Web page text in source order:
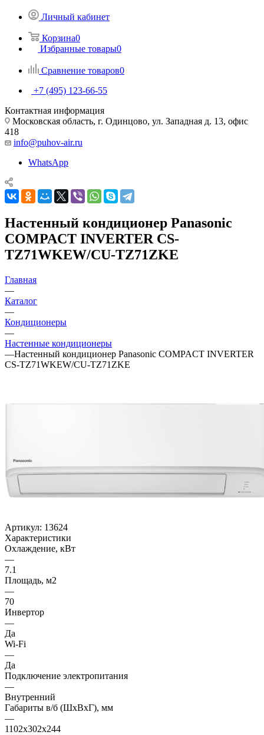
Личный кабинет
Корзина0
Избранные товары0
Сравнение товаров0
+7 (495) 123-66-55
Контактная информация
Московская область, г. Одинцово, ул. Западная д. 13, офис
418
info@puhov-air.ru
WhatsApp
Настенный кондиционер Panasonic
COMPACT INVERTER CS-
TZ71WKEW/CU-TZ71ZKE
Главная
—
Каталог
—
Кондиционеры
—
Настенные кондиционеры
—Настенный кондиционер Panasonic COMPACT INVERTER
CS-TZ71WKEW/CU-TZ71ZKE
Артикул: 13624
Характеристики
Охлаждение, кВт
—
7.1
Площадь, м2
—
70
Инвертор
—
Да
Wi-Fi
—
Да
Подключение электропитания
—
Внутренний
Габариты в/б (ШхВхГ), мм
—
1102x302х244